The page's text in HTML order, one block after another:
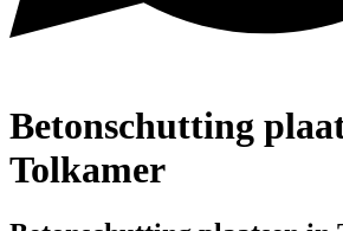
Betonschutting
Tolkamer